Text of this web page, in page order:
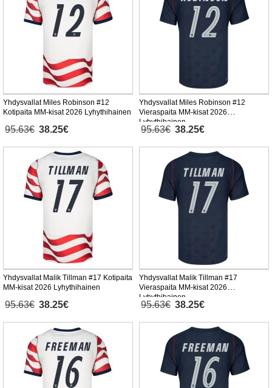
Yhdysvallat Miles Robinson #12
Kotipaita MM-kisat 2026 Lyhythihainen
95.63€ 38.25€
Yhdysvallat Miles Robinson #12
Vieraspaita MM-kisat 2026
Lyhythihainen
95.63€ 38.25€
Yhdysvallat Malik Tillman #17 Kotipaita
MM-kisat 2026 Lyhythihainen
95.63€ 38.25€
Yhdysvallat Malik Tillman #17
Vieraspaita MM-kisat 2026
Lyhythihainen
95.63€ 38.25€